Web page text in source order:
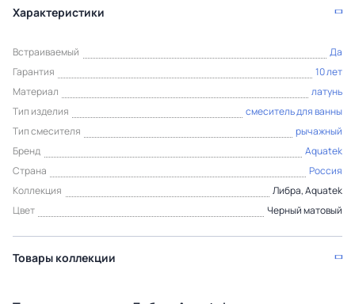
Характеристики
Встраиваемый
Да
Гарантия
10 лет
Материал
латунь
Тип изделия
смеситель для ванны
Тип смесителя
рычажный
Бренд
Aquatek
Страна
Россия
Коллекция
Либра, Aquatek
Цвет
Черный матовый
Товары коллекции